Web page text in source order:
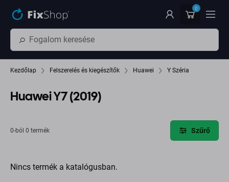
0
Kezdőlap Felszerelés és kiegészítők Huawei Y Széria
Huawei Y7 (2019)
0-ból 0 termék Szűrő
Nincs termék a katalógusban.